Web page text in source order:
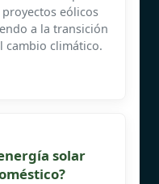
eólicos
a la transición
cambio climático.
solar